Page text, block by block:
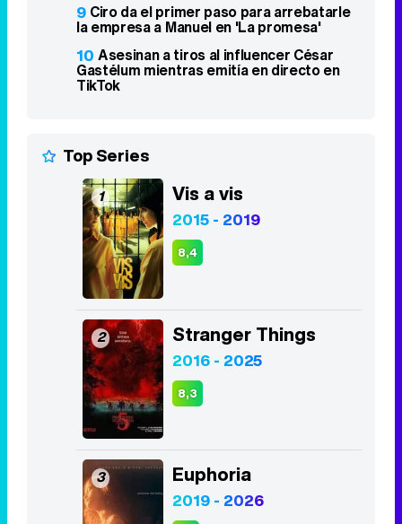
9 Ciro da el primer paso para arrebatarle
la empresa a Manuel en 'La promesa'
10 Asesinan a tiros al influencer César
Gastélum mientras emitía en directo en
TikTok
Top Series
1 Vis a vis
2015 - 2019
8,4
2 Stranger Things
2016 - 2025
8,3
3 Euphoria
2019 - 2026